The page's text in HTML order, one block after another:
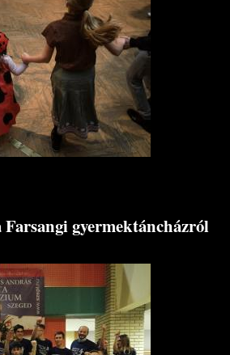
gyermektáncházról